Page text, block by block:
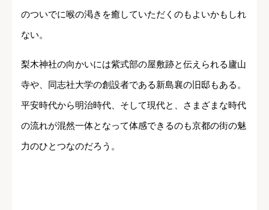
のついでに喉の渇きを癒していただくのもよいかもしれ
ない。
梨木神社の向かいには紫式部の屋敷跡と伝えられる廬山
寺や、同志社大学の創設者である新島襄の旧邸もある。
平安時代から明治時代、そして現代と、さまざまな時代
の流れが混然一体となって体感できるのも京都の街の魅
力のひとつなのだろう。